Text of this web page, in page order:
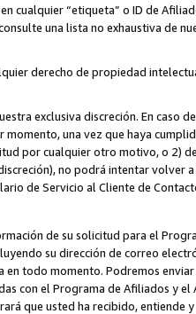
cualquier “etiqueta” o ID de
una lista no exhaustiva de
derecho de propiedad
exclusiva discreción. En caso
momento, una vez que haya
por cualquier otro motivo, o 2)
no podrá intentar volver
de Servicio al Cliente de
de su solicitud para el
su dirección de correo
en todo momento. Podremos
con el Programa de Afiliados y
que usted ha recibido, entiende